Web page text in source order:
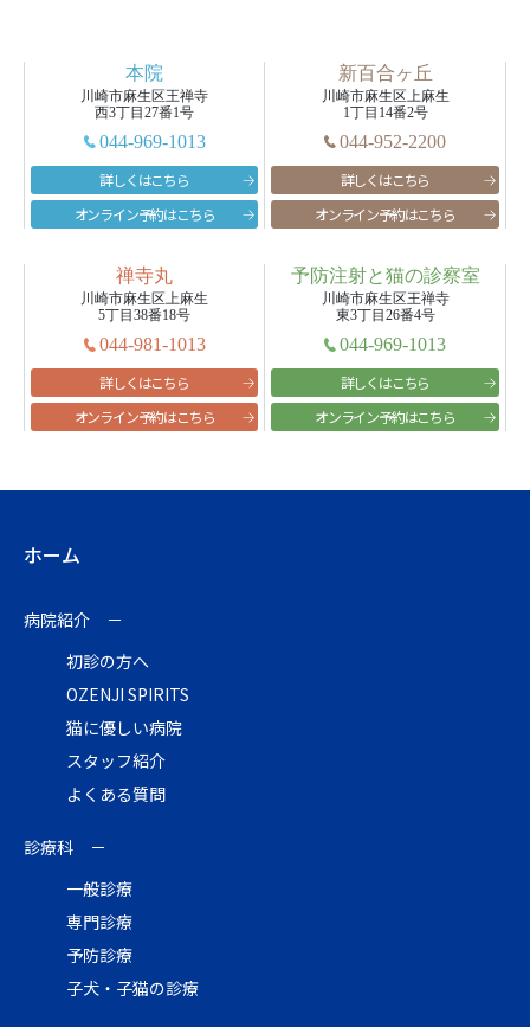
ホーム
病院紹介
初診の方へ
OZENJI SPIRITS
猫に優しい病院
スタッフ紹介
よくある質問
診療科
一般診療
専門診療
予防診療
子犬・子猫の診療
本院
川崎市麻生区王禅寺
西3丁目27番1号
044-969-1013
詳しくはこちら
オンライン予約はこちら
a
new
window
新百合ヶ丘
川崎市麻生区上麻生
1丁目14番2号
044-952-2200
詳しくはこちら
オンライン予約はこちら
a
new
window
禅寺丸
川崎市麻生区上麻生
5丁目38番18号
044-981-1013
詳しくはこちら
オンライン予約はこちら
予防注射と猫の診察室
川崎市麻生区王禅寺
東3丁目26番4号
044-969-1013
詳しくはこちら
オンライン予約はこちら